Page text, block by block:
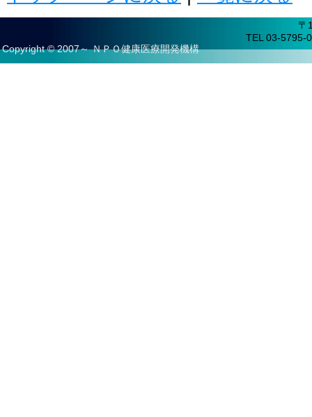
〒
TEL 03-5795-
Copyright © 2007～ ＮＰＯ健康医療開発機構